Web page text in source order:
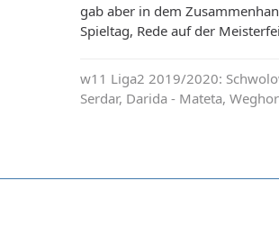
gab aber in dem
Spieltag, Rede auf der
w11 Liga2 2019/2020:
Serdar, Darida - Mateta,